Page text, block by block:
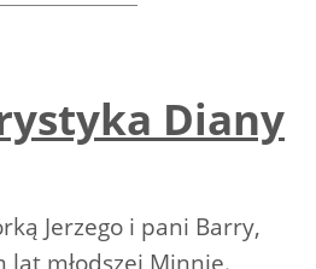
Diany
Jerzego i pani Barry,